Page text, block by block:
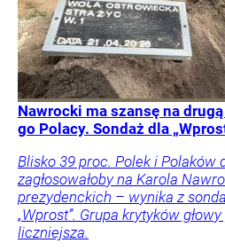
Nawrocki ma szansę na
go Polacy. Sondaż dla
Blisko 39 proc. Polek i Polaków
zagłosowałoby na Karola
prezydenckich – wynika z
„Wprost”. Grupa krytyków
liczniejsza.